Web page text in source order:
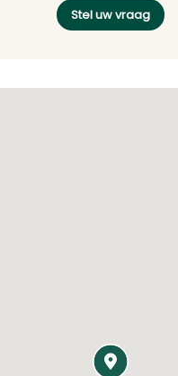
Stel uw vraag